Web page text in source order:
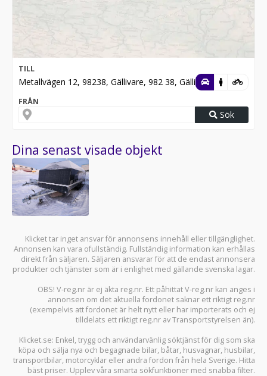
TILL
Metallvägen 12, 98238, Gällivare, 982 38, Gällivare
FRÅN
Sök
Dina senast visade objekt
Klicket tar inget ansvar för annonsens innehåll eller tillgänglighet.
Annonsen kan vara ofullständig. Fullständig information kan erhållas
direkt från säljaren. Säljaren ansvarar för att de endast annonsera
produkter och tjänster som är i enlighet med gällande svenska lagar.
OBS! V-reg.nr är ej äkta reg.nr. Ett påhittat V-reg.nr kan anges i
annonsen om det aktuella fordonet saknar ett riktigt reg.nr
(exempelvis att fordonet är helt nytt eller har importerats och ej
tilldelats ett riktigt reg.nr av Transportstyrelsen än).
Klicket.se: Enkel, trygg och användarvänlig söktjänst för dig som ska
köpa och sälja nya och begagnade bilar, båtar, husvagnar, husbilar,
transportbilar, motorcyklar eller andra fordon från hela Sverige. Hitta
bäst priser. Upplev våra smarta sökfunktioner med snabba filter.